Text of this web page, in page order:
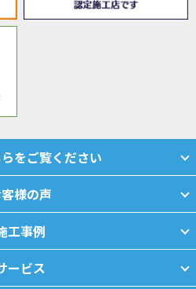
をご覧ください
様の声
工事例
ービス